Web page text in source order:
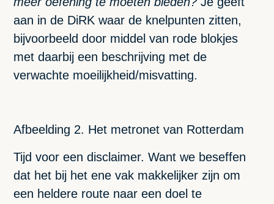
aan in de DiRK waar de knelpunten zitten,
bijvoorbeeld door middel van rode blokjes
met daarbij een beschrijving met de
verwachte moeilijkheid/misvatting.
Afbeelding 2. Het metronet van Rotterdam
Tijd voor een disclaimer. Want we beseffen
dat het bij het ene vak makkelijker zijn om
een heldere route naar een doel te